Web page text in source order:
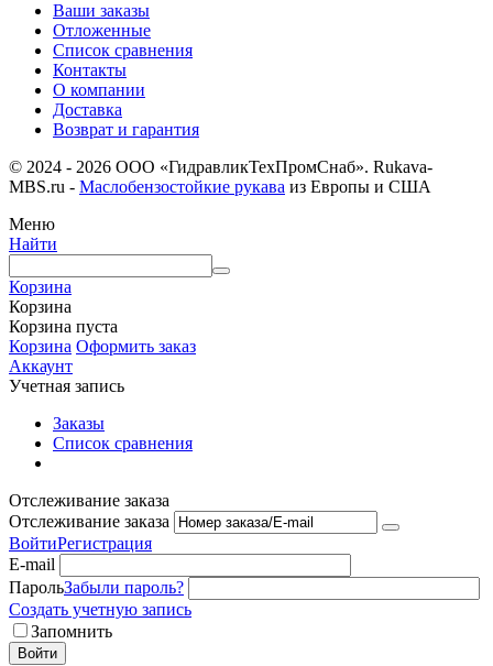
Ваши заказы
Отложенные
Список сравнения
Контакты
О компании
Доставка
Возврат и гарантия
© 2024 - 2026 ООО «ГидравликТехПромСнаб». Rukava-
MBS.ru - Маслобензостойкие рукава из Европы и США
Меню
Найти
Корзина
Корзина
Корзина пуста
Корзина Оформить заказ
Аккаунт
Учетная запись
Заказы
Список сравнения
Отслеживание заказа
Отслеживание заказа
ВойтиРегистрация
E-mail
ПарольЗабыли пароль?
Создать учетную запись
Запомнить
Войти